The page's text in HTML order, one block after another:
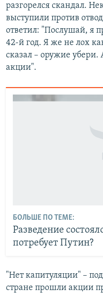
разгорелся скандал.
выступили против
ответил: "Послушай, я
42-й год. Я же не лох
сказал – оружие
акции".
БОЛЬШЕ ПО ТЕМЕ:
Разведение
потребует Путин?
"Нет капитуляции" –
стране прошли акции